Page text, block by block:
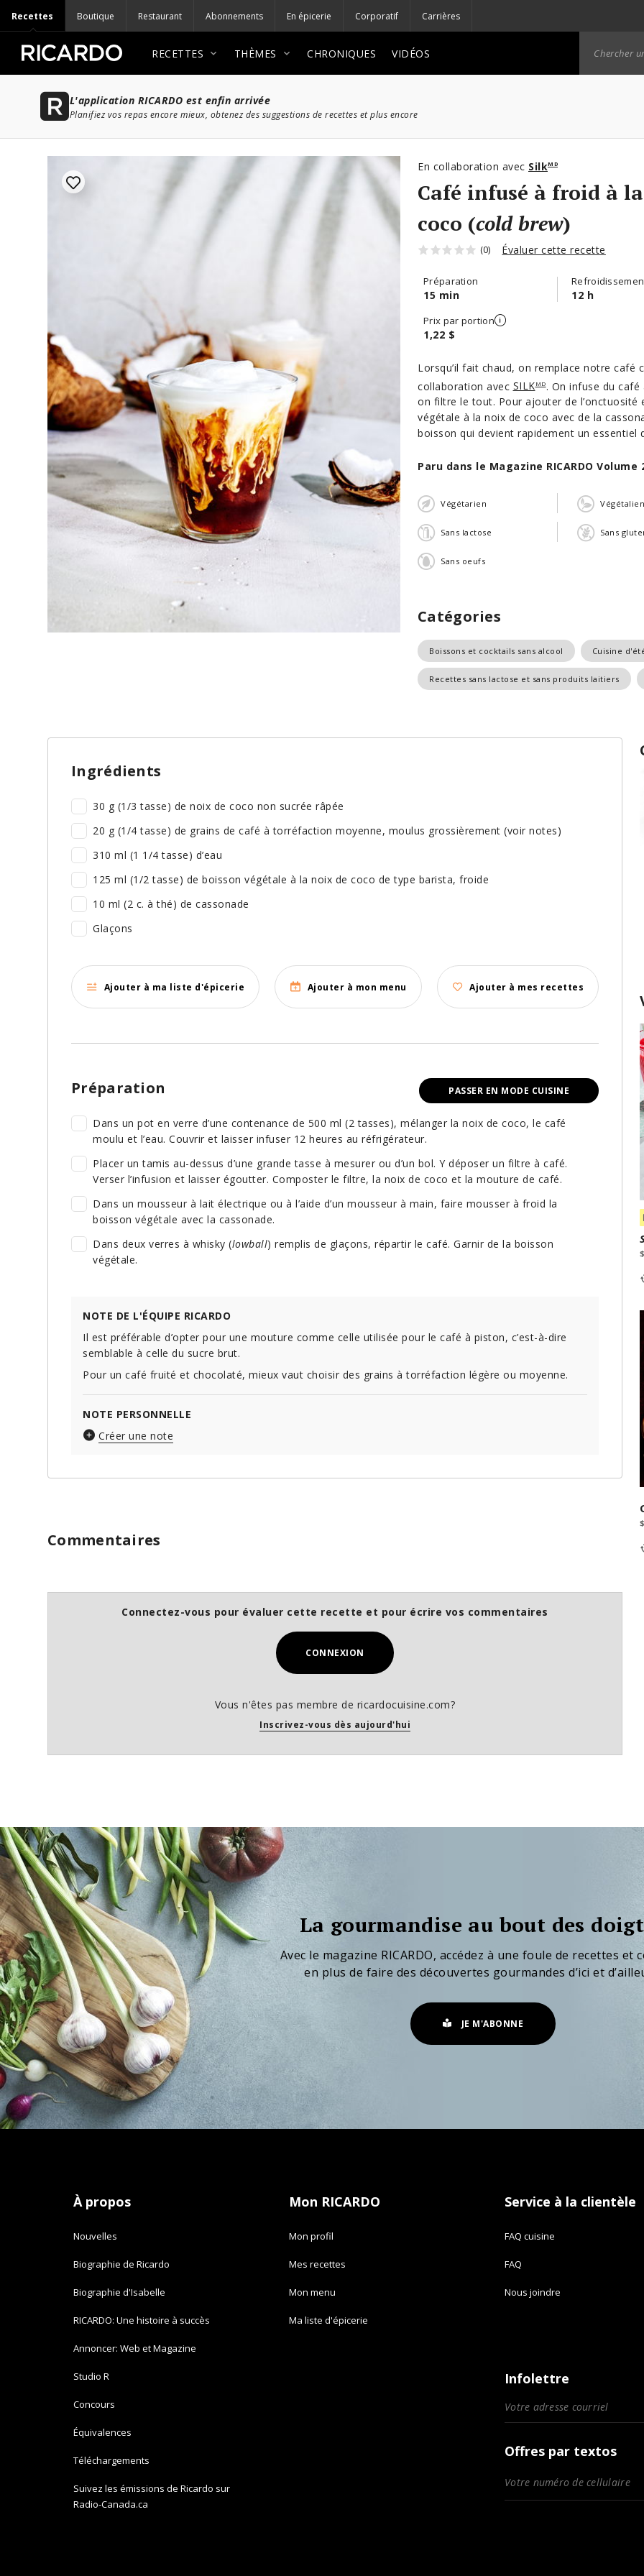
Recettes Boutique Restaurant Abonnements En épicerie Corporatif Carrières
RECETTES THÈMES CHRONIQUES VIDÉOS
L'application RICARDO est enfin arrivée
Planifiez vos repas encore mieux, obtenez des suggestions de recettes et plus encore
En collaboration avec SilkMD
Café infusé à froid à
coco (cold brew)
(0) Évaluer cette recette
Préparation
15 min 12 h
Prix par portion
1,22 $
Lorsqu’il fait chaud, on remplace notre café
collaboration avec SILKMD. On infuse du
on filtre le tout. Pour ajouter de
végétale à la noix de coco avec de la
boisson qui devient rapidement un essentiel
Paru dans le Magazine RICARDO Volume
Végétarien Végétalien
Sans lactose Sans
Sans oeufs
Catégories
Boissons et cocktails sans alcool Cuisine
Recettes sans lactose et sans produits laitiers
Ingrédients
30 g (1/3 tasse) de noix de coco non sucrée râpée
20 g (1/4 tasse) de grains de café à torréfaction moyenne, moulus grossièrement (voir notes)
310 ml (1 1/4 tasse) d’eau
125 ml (1/2 tasse) de boisson végétale à la noix de coco de type barista, froide
10 ml (2 c. à thé) de cassonade
Glaçons
Ajouter à ma liste d'épicerie Ajouter à mon menu Ajouter à mes recettes
PASSER EN MODE CUISINE
Préparation
Dans un pot en verre d’une contenance de 500 ml (2 tasses), mélanger la noix de coco, le café
moulu et l’eau. Couvrir et laisser infuser 12 heures au réfrigérateur.
Placer un tamis au-dessus d’une grande tasse à mesurer ou d’un bol. Y déposer un filtre à café.
Verser l’infusion et laisser égoutter. Composter le filtre, la noix de coco et la mouture de café.
Dans un mousseur à lait électrique ou à l’aide d’un mousseur à main, faire mousser à froid la
boisson végétale avec la cassonade.
Dans deux verres à whisky (lowball) remplis de glaçons, répartir le café. Garnir de la boisson
végétale.
NOTE DE L'ÉQUIPE RICARDO
Il est préférable d’opter pour une mouture comme celle utilisée pour le café à piston, c’est-à-dire
semblable à celle du sucre brut.
Pour un café fruité et chocolaté, mieux vaut choisir des grains à torréfaction légère ou moyenne.
NOTE PERSONNELLE
Créer une note
Commentaires
Connectez-vous pour évaluer cette recette et pour écrire vos commentaires
CONNEXION
Vous n'êtes pas membre de ricardocuisine.com?
Inscrivez-vous dès aujourd'hui
La gourmandise au bout des
Avec le magazine RICARDO, accédez à une foule de recettes et
en plus de faire des découvertes gourmandes d’ici et
JE M'ABONNE
À propos
Nouvelles
Biographie de Ricardo
Biographie d'Isabelle
RICARDO: Une histoire à succès
Annoncer: Web et Magazine
Studio R
Concours
Équivalences
Téléchargements
Suivez les émissions de Ricardo sur
Radio-Canada.ca
Mon RICARDO
Mon profil
Mes recettes
Mon menu
Ma liste d'épicerie
Service à la clientèle
FAQ cuisine
FAQ
Nous joindre
Infolettre
Offres par textos